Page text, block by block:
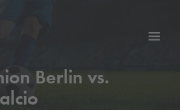
Zur
Berlin vs.